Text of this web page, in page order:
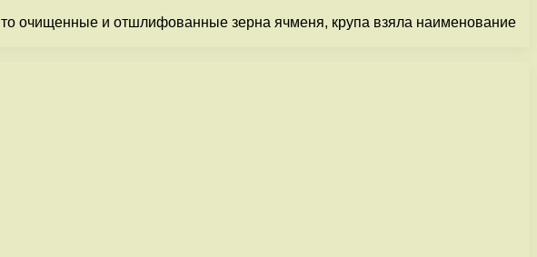
очищенные и отшлифованные зерна ячменя, крупа взяла наименование